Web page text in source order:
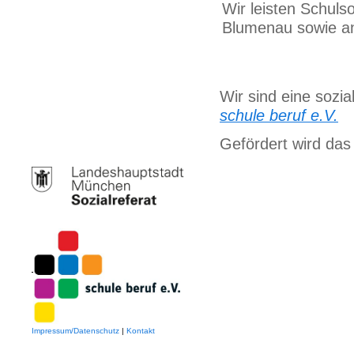
Impressum/Datenschutz | Kontakt
Wir leisten
Blumenau sowie
Wir sind eine
schule beruf e.V.
Gefördert wird das